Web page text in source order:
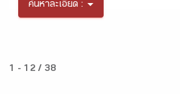
ค้นหาละเอียด :
1 - 12 / 38